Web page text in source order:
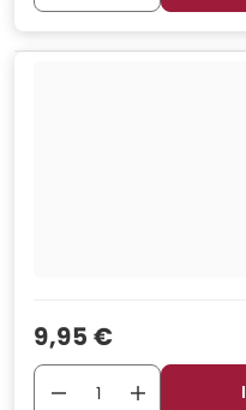
Verkaufspreis
9,95 €